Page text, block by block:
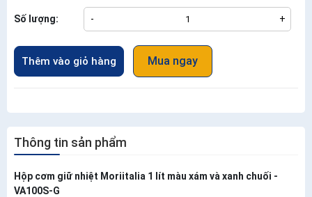
Số lượng: - +
Thêm vào giỏ hàng Mua ngay
Thông tin sản phẩm
Hộp cơm giữ nhiệt Moriitalia 1 lít màu xám và xanh chuối -
VA100S-G